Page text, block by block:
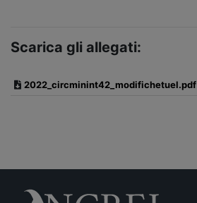
Scarica gli allegati:
2022_circminint42_modifichetuel.pdf